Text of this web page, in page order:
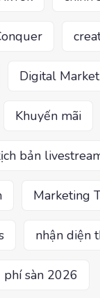
Digital
Khuyến mãi
bản
Marketing
nhận diện
phí sàn 2026